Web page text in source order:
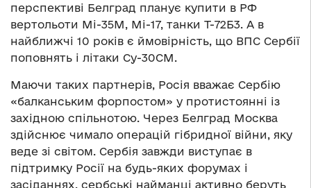
перспективі Белград планує купити в РФ
вертольоти Мі-35М, Мі-17, танки Т-72Б3. А в
найближчі 10 років є ймовірність, що ВПС Сербії
поповнять і літаки Су-30СМ.
Маючи таких партнерів, Росія вважає Сербію
«балканським форпостом» у протистоянні із
західною спільнотою. Через Белград Москва
здійснює чимало операцій гібридної війни, яку
веде зі світом. Сербія завжди виступає в
підтримку Росії на будь-яких форумах і
засіданнях, сербські найманці активно беруть